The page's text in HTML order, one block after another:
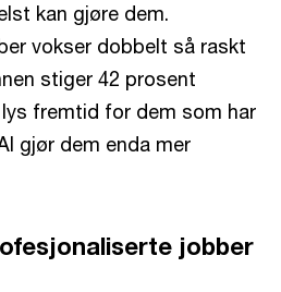
kan gjøre dem.
vokser dobbelt så raskt
stiger 42 prosent
fremtid for dem som har
gjør dem enda mer
jobber